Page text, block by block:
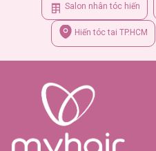
Salon nhân tóc hiến
Hiến tóc tai TP.HCM